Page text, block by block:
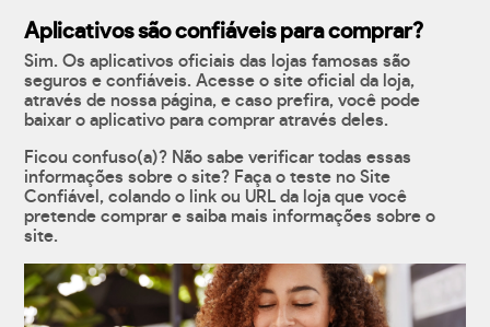
Aplicativos são confiáveis para comprar?
Sim. Os aplicativos oficiais das lojas famosas são
seguros e confiáveis. Acesse o site oficial da loja,
através de nossa página, e caso prefira, você pode
baixar o aplicativo para comprar através deles.
Ficou confuso(a)? Não sabe verificar todas essas
informações sobre o site? Faça o teste no Site
Confiável, colando o link ou URL da loja que você
pretende comprar e saiba mais informações sobre o
site.